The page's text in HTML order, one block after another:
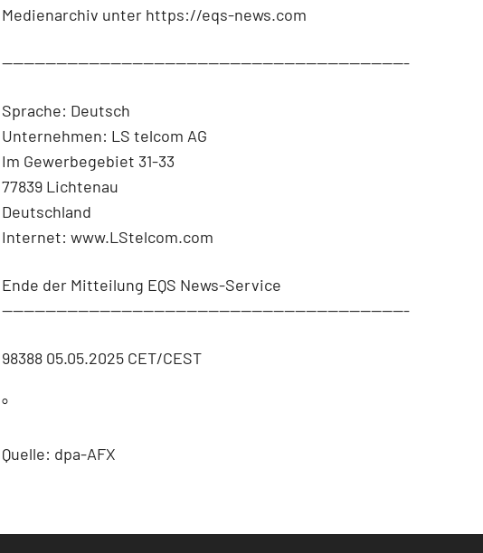
Medienarchiv unter https://eqs-news.com
---------------------------------------------------------------------------
Sprache: Deutsch
Unternehmen: LS telcom AG
Im Gewerbegebiet 31-33
77839 Lichtenau
Deutschland
Internet: www.LStelcom.com
Ende der Mitteilung EQS News-Service
---------------------------------------------------------------------------
98388 05.05.2025 CET/CEST
°
Quelle: dpa-AFX